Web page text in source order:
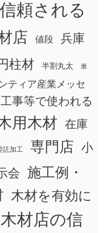
信頼される
店 値段
兵庫
柱材 半割丸太 単
ティア産業メッセ
事等で使われる
用木材 在庫
託加工 専門店 小
会 施工例・
木材を有効に
木材店の信